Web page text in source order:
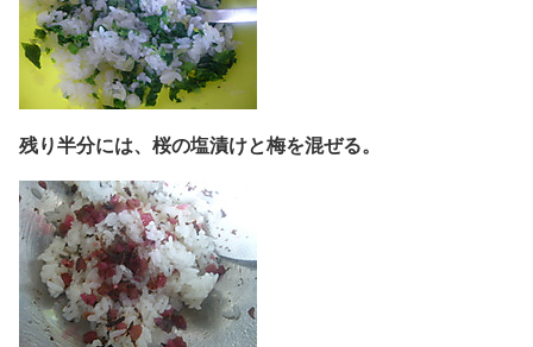
残り半分には、桜の塩漬けと梅を混ぜる。